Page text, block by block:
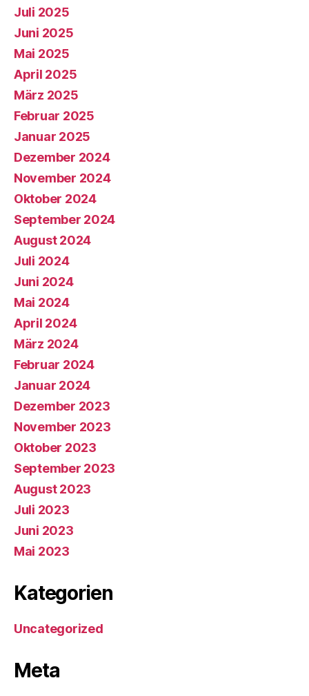
Juli 2025
Juni 2025
Mai 2025
April 2025
März 2025
Februar 2025
Januar 2025
Dezember 2024
November 2024
Oktober 2024
September 2024
August 2024
Juli 2024
Juni 2024
Mai 2024
April 2024
März 2024
Februar 2024
Januar 2024
Dezember 2023
November 2023
Oktober 2023
September 2023
August 2023
Juli 2023
Juni 2023
Mai 2023
Kategorien
Uncategorized
Meta